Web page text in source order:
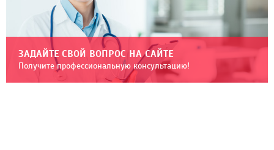
ЗАДАЙТЕ СВОЙ ВОПРОС НА САЙТЕ
Получите профессиональную консультацию!